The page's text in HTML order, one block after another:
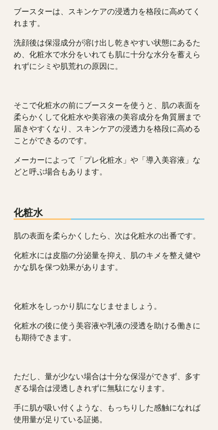
ブースターは、スキンケアの浸透力を格段に高めてく
れます。
洗顔後は保湿成分が溶け出し乾きやすい状態にあるた
め、化粧水で水分をいれても肌に十分な水分を蓄えら
れずにシミや肌荒れの原因に。
そこで化粧水の前にブースターを使うと、肌の表面を
柔らかくして化粧水や美容液の美容成分を角質層まで
届きやすくなり、スキンケアの浸透力を格段に高める
ことができるのです。
メーカーによって「プレ化粧水」や「導入美容液」な
どと呼ぶ場合もあります。
化粧水
肌の表面を柔らかくしたら、次は化粧水の出番です。
化粧水には皮脂の分泌量を抑え、肌のキメを整え健や
かな肌を保つ効果があります。
化粧水をしっかり肌になじませましょう。
化粧水の後に使う美容液や乳液の浸透を助ける働きに
も期待できます。
ただし、量が少ない場合は十分な保湿ができず、多す
ぎる場合は浸透しきれずに無駄になります。
手に肌が吸い付くような、もっちりした感触になれば
使用量が足りている証拠。